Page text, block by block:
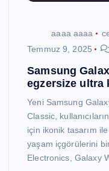
aaaa aaaa
Temmuz 9, 2025
Samsung
egzersize ultra
Yeni Samsung
Classic,
için ikonik tasarım
yaşam içgörülerini
Electronics, Galaxy